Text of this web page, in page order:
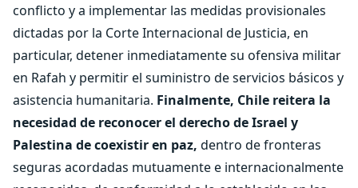
conflicto y a implementar las medidas provisionales
dictadas por la Corte Internacional de Justicia, en
particular, detener inmediatamente su ofensiva militar
en Rafah y permitir el suministro de servicios básicos y
asistencia humanitaria. Finalmente, Chile reitera la
necesidad de reconocer el derecho de Israel y
Palestina de coexistir en paz, dentro de fronteras
seguras acordadas mutuamente e internacionalmente